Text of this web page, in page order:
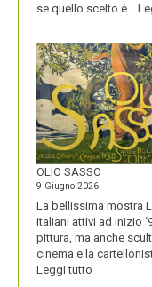
se quello scelto è…
OLIO SASSO
9 Giugno 2026
La bellissima mostra
italiani attivi ad inizio
pittura, ma anche
cinema e la
Leggi tutto